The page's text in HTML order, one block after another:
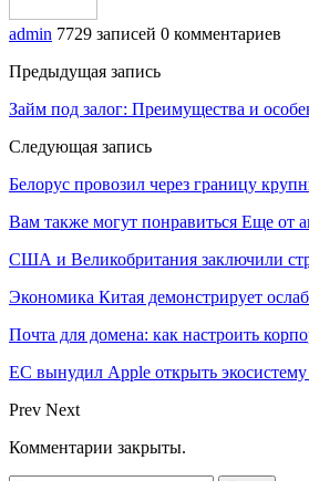
admin 7729 записей 0 комментариев
Предыдущая запись
Займ под залог: Преимущества и
Следующая запись
Белорус провозил через границу
Вам также могут понравиться Еще от
США и Великобритания заключили
Экономика Китая демонстрирует
Почта для домена: как настроить
ЕС вынудил Apple открыть
Prev Next
Комментарии закрыты.